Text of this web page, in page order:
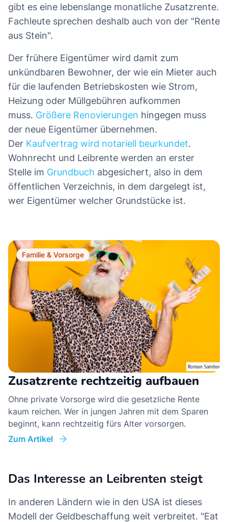
gibt es eine lebenslange monatliche Zusatzrente.
Fachleute sprechen deshalb auch von der "Rente
aus Stein".
Der frühere Eigentümer wird damit zum
unkündbaren Bewohner, der wie ein Mieter auch
für die laufenden Betriebskosten wie Strom,
Heizung oder Müllgebühren aufkommen
muss. Größere Renovierungen hingegen muss
der neue Eigentümer übernehmen.
Der Kaufvertrag wird notariell beurkundet.
Wohnrecht und Leibrente werden an erster
Stelle im Grundbuch abgesichert, also in dem
öffentlichen Verzeichnis, in dem dargelegt ist,
wer Eigentümer welcher Grundstücke ist.
Familie & Vorsorge
Zusatzrente rechtzeitig aufbauen
Ohne private Vorsorge wird die gesetzliche Rente
kaum reichen. Wer in jungen Jahren mit dem Sparen
beginnt, kann rechtzeitig fürs Alter vorsorgen.
Zum Artikel
Das Interesse an Leibrenten steigt
In anderen Ländern wie in den USA ist dieses
Modell der Geldbeschaffung weit verbreitet. "Eat